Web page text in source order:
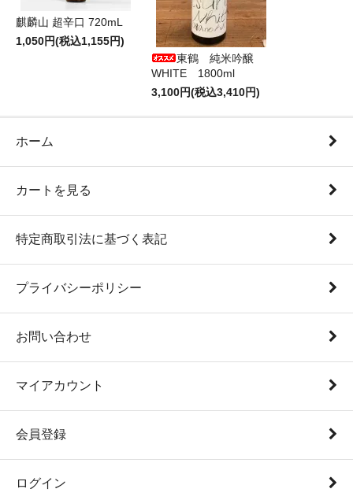
麒麟山 超辛口 720mL
1,050円(税込1,155円)
東鶴 純米吟醸
WHITE 1800ml
3,100円(税込3,410円)
ホーム
カートを見る
特定商取引法に基づく表記
プライバシーポリシー
お問い合わせ
マイアカウント
会員登録
ログイン